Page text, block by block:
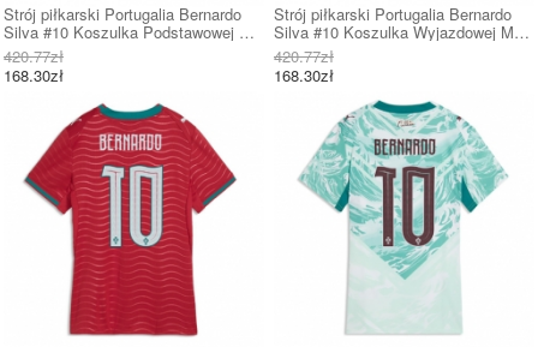
Strój piłkarski Portugalia Bernardo
Silva #10 Koszulka Podstawowej MŚ
2026 Krótki Rękaw
420.77zł
168.30zł
Strój piłkarski Portugalia Bernardo
Silva #10 Koszulka Wyjazdowej MŚ
2026 Krótki Rękaw
420.77zł
168.30zł